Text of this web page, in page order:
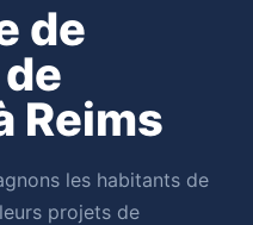
de
Reims
les habitants de
projets de